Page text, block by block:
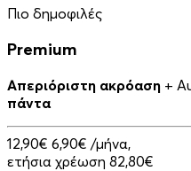
Πιο δημοφιλές
Premium
Απεριόριστη ακρόαση +
πάντα
12,90€ 6,90€ /μήνα,
ετήσια χρέωση 82,80€